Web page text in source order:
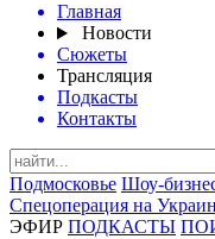
Главная
Новости
Сюжеты
Трансляция
Подкасты
Контакты
Подмосковье Шоу-
Спецоперация на
ЭФИР ПОДКАСТЫ